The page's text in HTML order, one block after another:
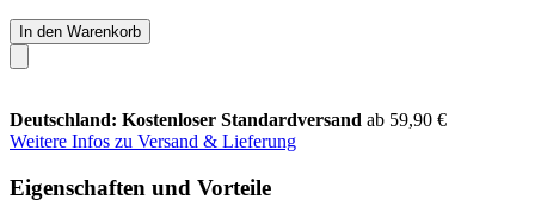
In den Warenkorb
Deutschland: Kostenloser Standardversand ab 59,90 €
Weitere Infos zu Versand & Lieferung
Eigenschaften und Vorteile